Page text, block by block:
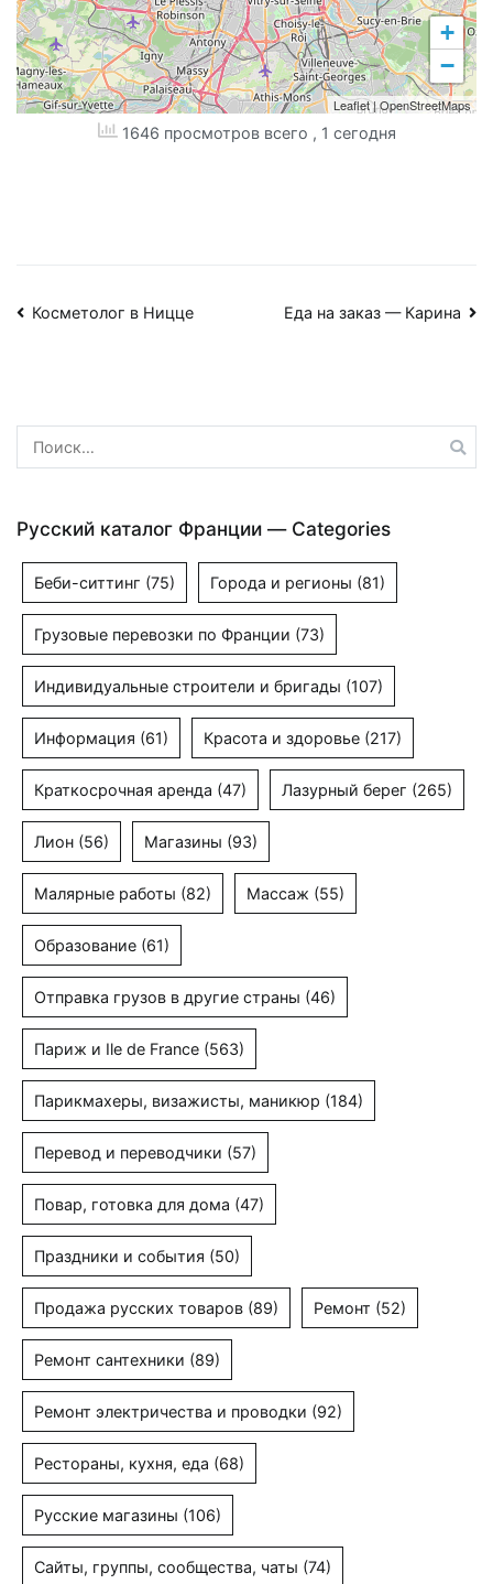
+
−
Leaflet|OpenStreetMaps
1646 просмотров всего , 1 сегодня
Навигация
Косметолог в Ницце Еда на заказ — Карина
Найти:
Русский каталог Франции — Categories
Беби-ситтинг (75) Города и регионы (81)
Грузовые перевозки по Франции (73)
Индивидуальные строители и бригады (107)
Информация (61) Красота и здоровье (217)
Краткосрочная аренда (47) Лазурный берег (265)
Лион (56) Магазины (93)
Малярные работы (82) Массаж (55)
Образование (61)
Отправка грузов в другие страны (46)
Париж и Ile de France (563)
Парикмахеры, визажисты, маникюр (184)
Перевод и переводчики (57)
Повар, готовка для дома (47)
Праздники и события (50)
Продажа русских товаров (89) Ремонт (52)
Ремонт сантехники (89)
Ремонт электричества и проводки (92)
Рестораны, кухня, еда (68)
Русские магазины (106)
Сайты, группы, сообщества, чаты (74)